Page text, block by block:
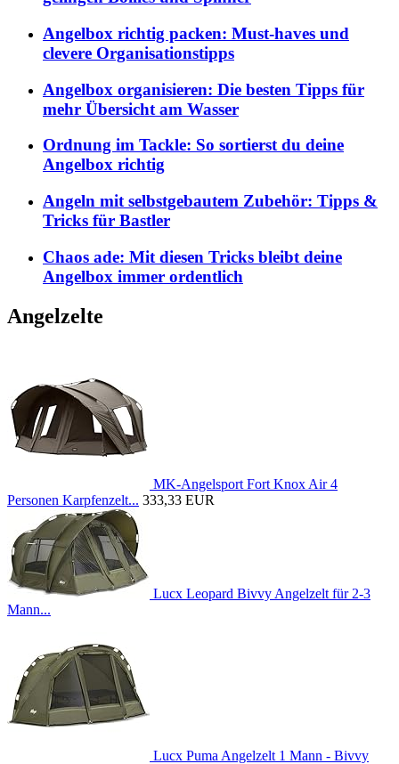
Angelbox richtig packen: Must-haves und
clevere Organisationstipps
Angelbox organisieren: Die besten Tipps für
mehr Übersicht am Wasser
Ordnung im Tackle: So sortierst du deine
Angelbox richtig
Angeln mit selbstgebautem Zubehör: Tipps &
Tricks für Bastler
Chaos ade: Mit diesen Tricks bleibt deine
Angelbox immer ordentlich
Angelzelte
MK-Angelsport Fort Knox Air 4
Personen Karpfenzelt... 333,33 EUR
Lucx Leopard Bivvy Angelzelt für 2-3
Mann...
Lucx Puma Angelzelt 1 Mann - Bivvy